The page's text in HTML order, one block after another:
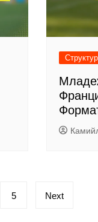
5 Next